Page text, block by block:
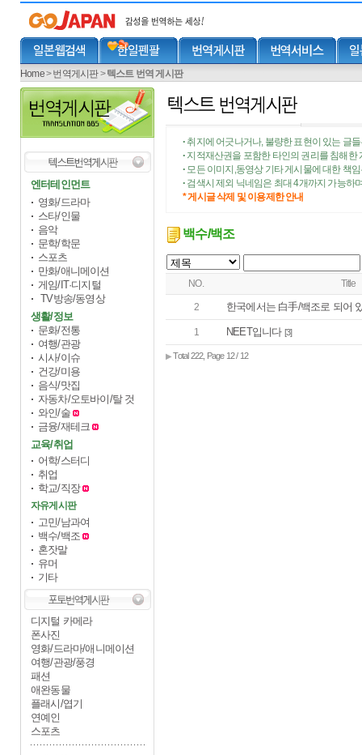
Home>번역게시판>텍스트 번역 게시판
엔터테인먼트
영화/드라마
스타/인물
음악
문학/학문
스포츠
만화/애니메이션
게임/IT·디지털
TV방송/동영상
생활/정보
문화/전통
여행/관광
시사/이슈
건강/미용
음식/맛집
자동차/오토바이/탈 것
와인/술
금융/재테크
교육/취업
어학/스터디
취업
학교/직장
자유게시판
고민/남과여
백수/백조
혼잣말
유머
기타
디지털 카메라
폰사진
영화/드라마/애니메이션
여행/관광/풍경
패션
애완동물
플래시/엽기
연예인
스포츠
• 취지에 어긋나거나, 불량한 표현이 있는 글
• 지적재산권을 포함한 타인의 권리를 침해한
• 모든 이미지,동영상 기타 게시물에 대한 책
• 검색시 제외 닉네임은 최대 4개까지 가능하
* 게시글 삭제 및 이용제한 안내
백수/백조
NO. Title
2 한국에서는 白手/백조로 되어
1 NEET입니다 [3]
▶ Total 222, Page 12 / 12